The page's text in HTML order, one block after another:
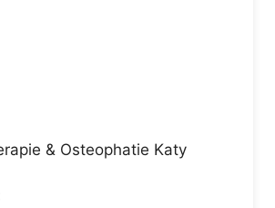
& Osteophatie Katy